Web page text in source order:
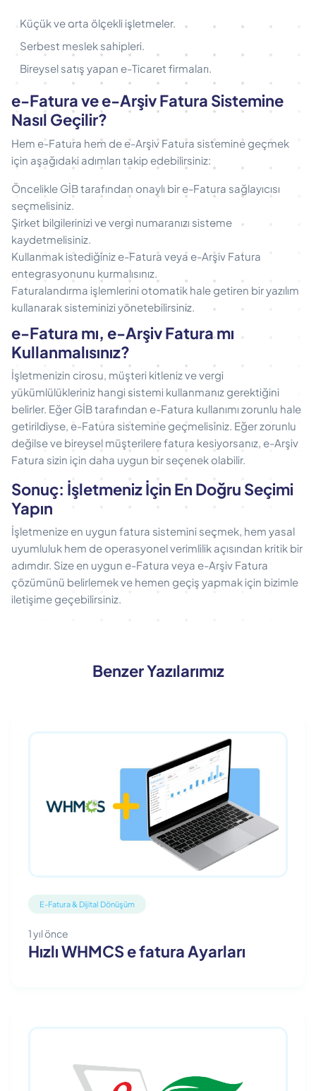
Küçük ve orta ölçekli işletmeler.
Serbest meslek sahipleri.
Bireysel satış yapan e-Ticaret firmaları.
e-Fatura ve e-Arşiv Fatura Sistemine
Nasıl Geçilir?
Hem e-Fatura hem de e-Arşiv Fatura sistemine geçmek
için aşağıdaki adımları takip edebilirsiniz:
Öncelikle GİB tarafından onaylı bir e-Fatura sağlayıcısı
seçmelisiniz.
Şirket bilgilerinizi ve vergi numaranızı sisteme
kaydetmelisiniz.
Kullanmak istediğiniz e-Fatura veya e-Arşiv Fatura
entegrasyonunu kurmalısınız.
Faturalandırma işlemlerini otomatik hale getiren bir yazılım
kullanarak sisteminizi yönetebilirsiniz.
e-Fatura mı, e-Arşiv Fatura mı
Kullanmalısınız?
İşletmenizin cirosu, müşteri kitleniz ve vergi
yükümlülükleriniz hangi sistemi kullanmanız gerektiğini
belirler. Eğer GİB tarafından e-Fatura kullanımı zorunlu hale
getirildiyse, e-Fatura sistemine geçmelisiniz. Eğer zorunlu
değilse ve bireysel müşterilere fatura kesiyorsanız, e-Arşiv
Fatura sizin için daha uygun bir seçenek olabilir.
Sonuç: İşletmeniz İçin En Doğru Seçimi
Yapın
İşletmenize en uygun fatura sistemini seçmek, hem yasal
uyumluluk hem de operasyonel verimlilik açısından kritik bir
adımdır. Size en uygun e-Fatura veya e-Arşiv Fatura
çözümünü belirlemek ve hemen geçiş yapmak için bizimle
iletişime geçebilirsiniz.
Benzer Yazılarımız
E-Fatura & Dijital Dönüşüm
1 yıl önce
Hızlı WHMCS e fatura Ayarları